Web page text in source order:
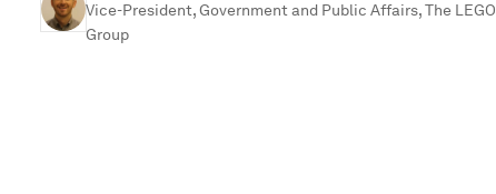
Vice-President, Government and Public Affairs, The LEGO
Group